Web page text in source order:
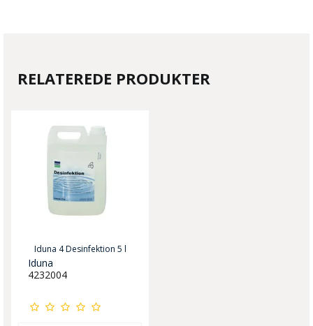
RELATEREDE PRODUKTER
Iduna 4 Desinfektion 5 l
Iduna
4232004